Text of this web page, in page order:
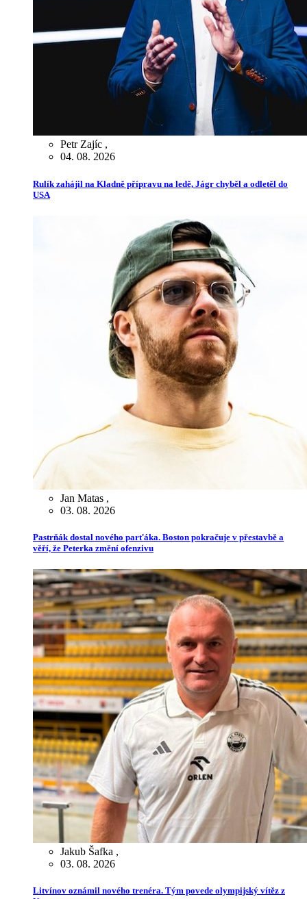
Petr Zajíc ,
04. 08. 2026
Rulík zahájil na Kladně přípravu na ledě, Jágr chyběl a odletěl do
USA
Jan Matas ,
03. 08. 2026
Pastrňák dostal nového parťáka. Boston pokračuje v přestavbě a
věří, že Peterka změní ofenzivu
Jakub Šafka ,
03. 08. 2026
Litvínov oznámil nového trenéra. Tým povede olympijský vítěz z